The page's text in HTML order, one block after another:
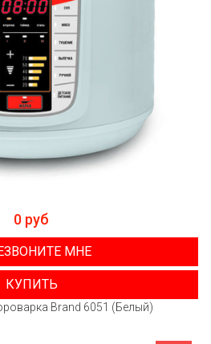
0 руб
МНЕ
КУПИТЬ
Brand 6051 (Белый)